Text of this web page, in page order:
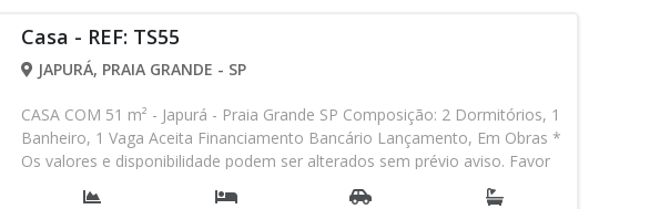
Casa - REF: TS55
JAPURÁ, PRAIA GRANDE - SP
CASA COM 51 m² - Japurá - Praia Grande SP Composição: 2 Dormitórios, 1
Banheiro, 1 Vaga Aceita Financiamento Bancário Lançamento, Em Obras *
Os valores e disponibilidade podem ser alterados sem prévio aviso. Favor
verificar entrando em contato com nossa equipe